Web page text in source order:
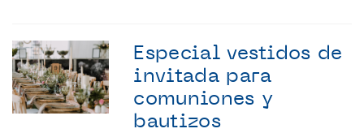
Especial vestidos de
invitada para
comuniones y
bautizos